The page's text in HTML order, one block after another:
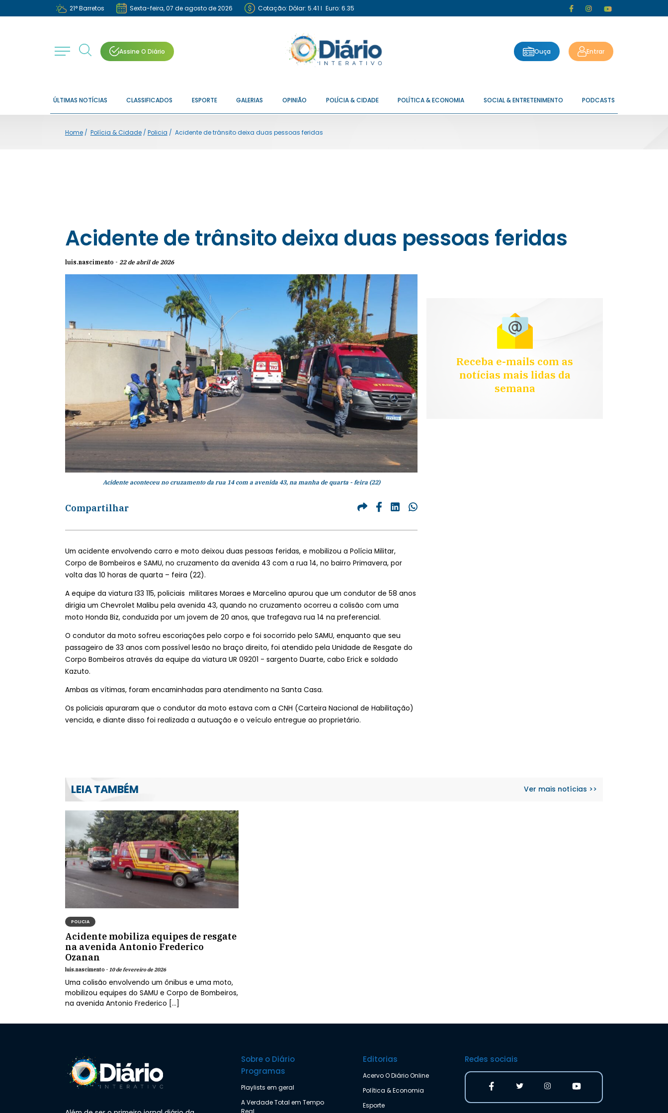
21°Barretos Sexta-feira, 07 de agosto de 2026 Cotação: Dólar: 5.41 I Euro: 6.35
Assine O Diário Ouça Entrar
ÚLTIMAS NOTÍCIAS CLASSIFICADOS ESPORTE GALERIAS OPINIÃO POLÍCIA & CIDADE POLÍTICA & ECONOMIA SOCIAL & ENTRETENIMENTO PODCASTS
Home/ Polícia & Cidade/ Policia / Acidente de trânsito deixa duas pessoas feridas
Acidente de trânsito deixa duas pessoas feridas
luis.nascimento - 22 de abril de 2026
Acidente aconteceu no cruzamento da rua 14 com a avenida 43, na manha de quarta - feira (22)
Compartilhar
Um acidente envolvendo carro e moto deixou duas pessoas feridas, e mobilizou a Polícia Militar,
Corpo de Bombeiros e SAMU, no cruzamento da avenida 43 com a rua 14, no bairro Primavera, por
volta das 10 horas de quarta – feira (22).
A equipe da viatura I33 115, policiais militares Moraes e Marcelino apurou que um condutor de 58 anos
dirigia um Chevrolet Malibu pela avenida 43, quando no cruzamento ocorreu a colisão com uma
moto Honda Biz, conduzida por um jovem de 20 anos, que trafegava rua 14 na preferencial.
O condutor da moto sofreu escoriações pelo corpo e foi socorrido pelo SAMU, enquanto que seu
passageiro de 33 anos com possível lesão no braço direito, foi atendido pela Unidade de Resgate do
Corpo Bombeiros através da equipe da viatura UR 09201 - sargento Duarte, cabo Erick e soldado
Kazuto.
Ambas as vítimas, foram encaminhadas para atendimento na Santa Casa.
Os policiais apuraram que o condutor da moto estava com a CNH (Carteira Nacional de Habilitação)
vencida, e diante disso foi realizada a autuação e o veículo entregue ao proprietário.
Receba e-mails com as
notícias mais lidas da
semana
LEIA TAMBÉM Ver mais notícias >>
POLICIA
Acidente mobiliza equipes de resgate
na avenida Antonio Frederico
Ozanan
luis.nascimento - 10 de fevereiro de 2026
Uma colisão envolvendo um ônibus e uma moto,
mobilizou equipes do SAMU e Corpo de Bombeiros,
na avenida Antonio Frederico […]
Sobre o Diário
Programas
Playlists em geral
A Verdade Total em Tempo
Editorias
Acervo O Diário Online
Política & Economia
Esporte
Redes sociais